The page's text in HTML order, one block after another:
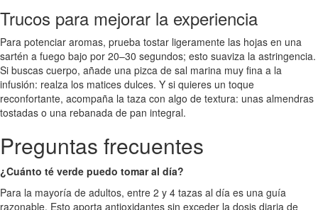
Trucos para mejorar la experiencia
Para potenciar aromas, prueba tostar ligeramente las hojas en una
sartén a fuego bajo por 20–30 segundos; esto suaviza la astringencia.
Si buscas cuerpo, añade una pizca de sal marina muy fina a la
infusión: realza los matices dulces. Y si quieres un toque
reconfortante, acompaña la taza con algo de textura: unas almendras
tostadas o una rebanada de pan integral.
Preguntas frecuentes
¿Cuánto té verde puedo tomar al día?
Para la mayoría de adultos, entre 2 y 4 tazas al día es una guía
razonable. Esto aporta antioxidantes sin exceder la dosis diaria de